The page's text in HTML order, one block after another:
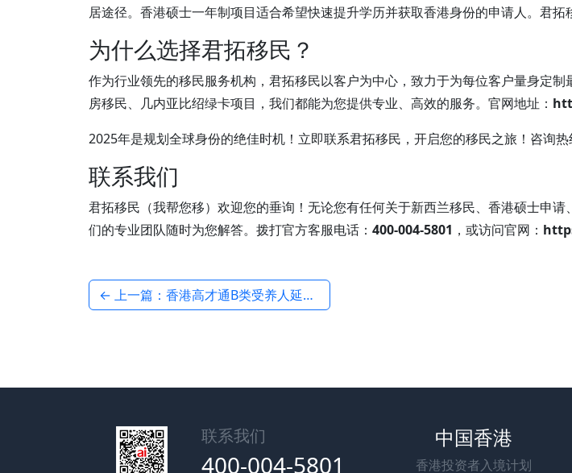
居途径。香港硕士一年制项目适合希望快速提升学历并获取香港身份的申请人。君
为什么选择君拓移民？
作为行业领先的移民服务机构，君拓移民以客户为中心，致力于为每位客户量身定
房移民、几内亚比绍绿卡项目，我们都能为您提供专业、高效的服务。官网地址：
2025年是规划全球身份的绝佳时机！立即联系君拓移民，开启您的移民之旅！咨询热
联系我们
君拓移民（我帮您移）欢迎您的垂询！无论您有任何关于新西兰移民、香港硕士申
们的专业团队随时为您解答。拨打官方客服电话： 400-004-5801 ，或访问官网：
← 上一篇：香港高才通B类受养人延期成功案例：君拓移民专业服务
联系我们
400-004-5801
中国香港
香港投资者入境计划